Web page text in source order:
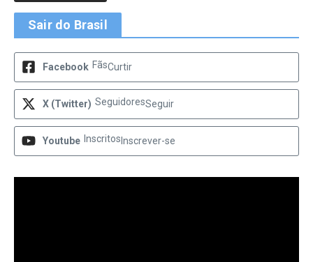
Sair do Brasil
Facebook FãsCurtir
X (Twitter) SeguidoresSeguir
Youtube Inscritos Inscrever-se